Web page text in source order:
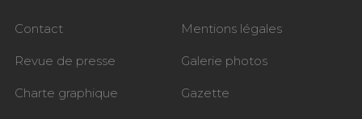
Contact Mentions légales
Revue de presse Galerie photos
Charte graphique Gazette